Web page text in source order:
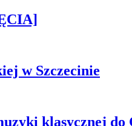
w Szczecinie
klasycznej do